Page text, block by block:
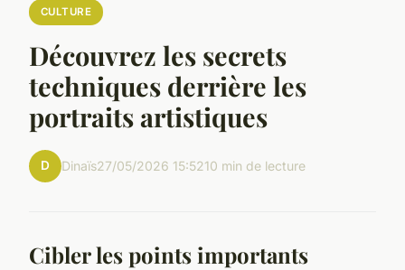
CULTURE
Découvrez les secrets
techniques derrière les
portraits artistiques
D Dinaïs27/05/2026 15:5210 min de lecture
Cibler les points importants